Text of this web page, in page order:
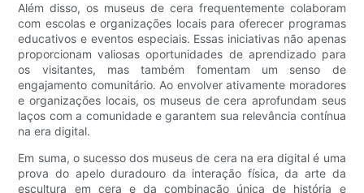
Além disso, os museus de cera frequentemente colaboram
com escolas e organizações locais para oferecer programas
educativos e eventos especiais. Essas iniciativas não apenas
proporcionam valiosas oportunidades de aprendizado para
os visitantes, mas também fomentam um senso de
engajamento comunitário. Ao envolver ativamente moradores
e organizações locais, os museus de cera aprofundam seus
laços com a comunidade e garantem sua relevância contínua
na era digital.
Em suma, o sucesso dos museus de cera na era digital é uma
prova do apelo duradouro da interação física, da arte da
escultura em cera e da combinação única de história e